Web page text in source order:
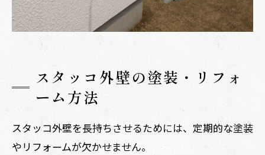
スタッコ外壁の塗装・リフォ
ーム方法
スタッコ外壁を長持ちさせるためには、定期的な塗装
やリフォームが欠かせません。